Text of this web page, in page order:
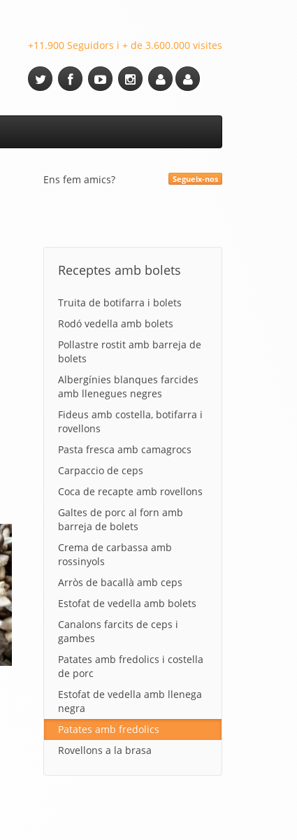
+11.900 Seguidors i + de 3.600.000 visites
Segueix-nos
Ens fem amics?
Receptes amb bolets
Truita de botifarra i bolets
Rodó vedella amb bolets
Pollastre rostit amb barreja de
bolets
Albergínies blanques farcides
amb llenegues negres
Fideus amb costella, botifarra i
rovellons
Pasta fresca amb camagrocs
Carpaccio de ceps
Coca de recapte amb rovellons
Galtes de porc al forn amb
barreja de bolets
Crema de carbassa amb
rossinyols
Arròs de bacallà amb ceps
Estofat de vedella amb bolets
Canalons farcits de ceps i
gambes
Patates amb fredolics i costella
de porc
Estofat de vedella amb llenega
negra
Patates amb fredolics
Rovellons a la brasa